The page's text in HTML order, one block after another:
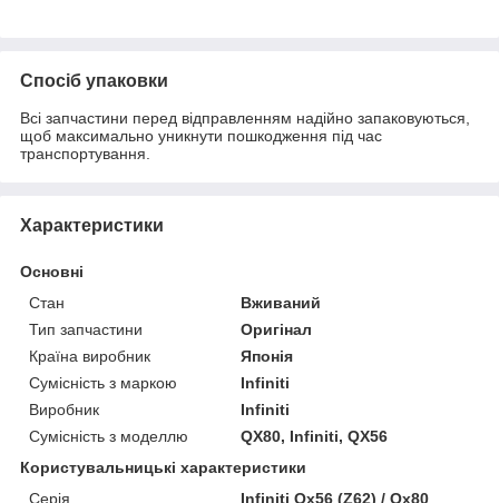
Спосіб упаковки
Всі запчастини перед відправленням надійно запаковуються,
щоб максимально уникнути пошкодження під час
транспортування.
Характеристики
Основні
Стан
Вживаний
Тип запчастини
Оригінал
Країна виробник
Японія
Сумісність з маркою
Infiniti
Виробник
Infiniti
Сумісність з моделлю
QX80, Infiniti, QX56
Користувальницькі характеристики
Серія
Infiniti Qx56 (Z62) / Qx80